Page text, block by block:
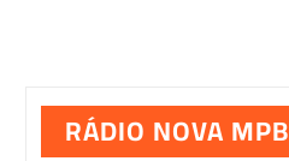
RÁDIO NOVA MPB